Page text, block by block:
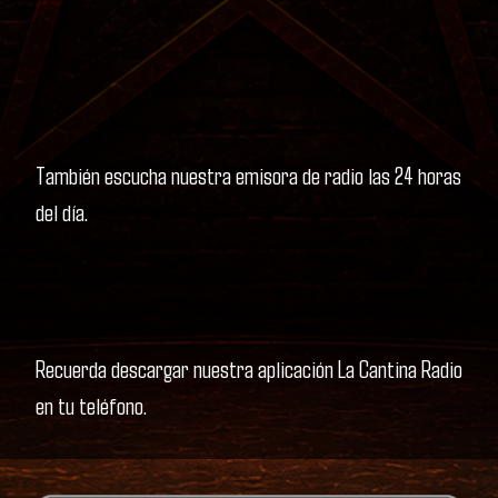
También escucha nuestra emisora de radio las 24 horas
del día.
Recuerda descargar nuestra aplicación La Cantina Radio
en tu teléfono.